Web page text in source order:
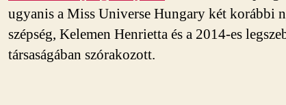
ugyanis a Miss Universe Hungary két korábbi
szépség, Kelemen Henrietta és a 2014-es
társaságában szórakozott.